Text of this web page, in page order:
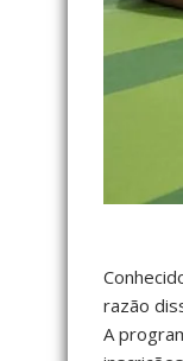
razão
A